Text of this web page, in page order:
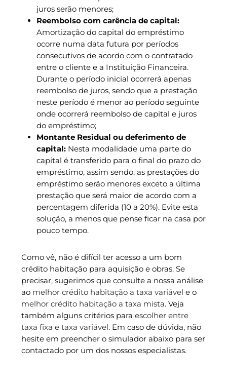
juros serão menores;
Reembolso com carência de capital:
Amortização do capital do empréstimo
ocorre numa data futura por períodos
consecutivos de acordo com o contratado
entre o cliente e a Instituição Financeira.
Durante o período inicial ocorrerá apenas
reembolso de juros, sendo que a prestação
neste período é menor ao período seguinte
onde ocorrerá reembolso de capital e juros
do empréstimo;
Montante Residual ou deferimento de
capital:Nesta modalidade uma parte do
capital é transferido para o final do prazo do
empréstimo, assim sendo, as prestações do
empréstimo serão menores exceto a última
prestação que será maior de acordo com a
percentagem diferida (10 a 20%). Evite esta
solução, a menos que pense ficar na casa por
pouco tempo.
Como vê, não é difícil ter acesso a um bom
crédito habitação para aquisição e obras. Se
precisar, sugerimos que consulte a nossa análise
ao melhor crédito habitação a taxa variável e o
melhor crédito habitação a taxa mista. Veja
também alguns critérios para escolher entre
taxa fixa e taxa variável. Em caso de dúvida, não
hesite em preencher o simulador abaixo para ser
contactado por um dos nossos especialistas.